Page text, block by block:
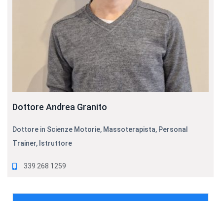
Dottore Andrea Granito
Dottore in Scienze Motorie, Massoterapista, Personal
Trainer, Istruttore
339 268 1259